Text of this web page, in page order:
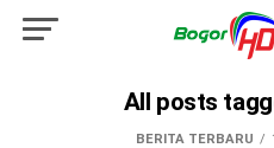
All posts
BERITA TERBARU